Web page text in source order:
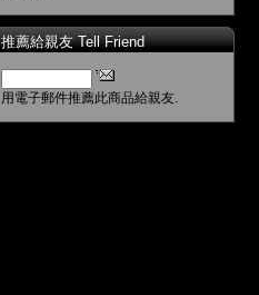
推薦給親友 Tell Friend
用電子郵件推薦此商品給親友.